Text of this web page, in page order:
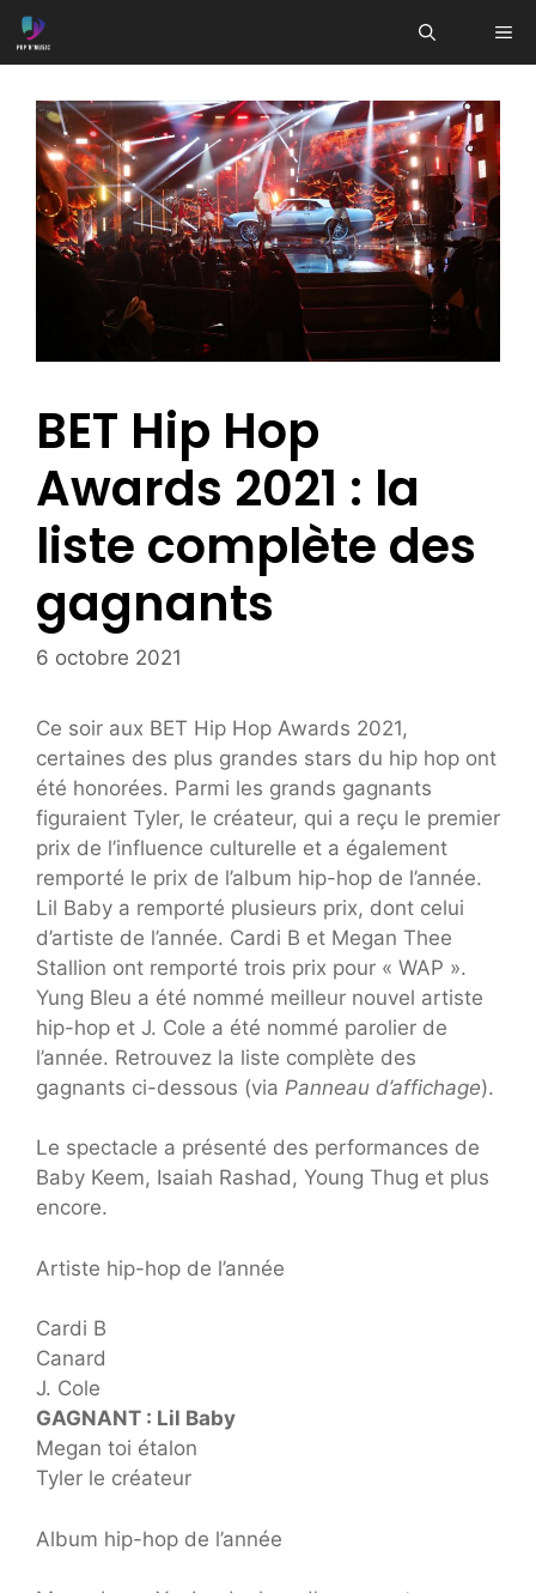
Aller
au
BET Hip Hop
Awards 2021 : la
liste complète des
gagnants
6 octobre 2021
Ce soir aux BET Hip Hop Awards 2021,
certaines des plus grandes stars du hip hop ont
été honorées. Parmi les grands gagnants
figuraient Tyler, le créateur, qui a reçu le premier
prix de l’influence culturelle et a également
remporté le prix de l’album hip-hop de l’année.
Lil Baby a remporté plusieurs prix, dont celui
d’artiste de l’année. Cardi B et Megan Thee
Stallion ont remporté trois prix pour « WAP ».
Yung Bleu a été nommé meilleur nouvel artiste
hip-hop et J. Cole a été nommé parolier de
l’année. Retrouvez la liste complète des
gagnants ci-dessous (via Panneau d’affichage).
Le spectacle a présenté des performances de
Baby Keem, Isaiah Rashad, Young Thug et plus
encore.
Artiste hip-hop de l’année
Cardi B
Canard
J. Cole
GAGNANT : Lil Baby
Megan toi étalon
Tyler le créateur
Album hip-hop de l’année